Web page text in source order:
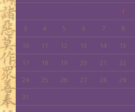
1
3
4 5 6 7 8
10
11 12 13 14 15
17
18 19 20 21 22
24
25 26 27 28 29
31